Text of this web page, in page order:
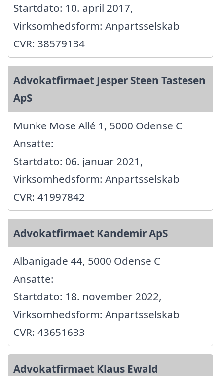
Startdato: 10. april 2017,
Virksomhedsform: Anpartsselskab
CVR: 38579134
Advokatfirmaet Jesper Steen Tastesen
ApS
Munke Mose Allé 1, 5000 Odense C
Ansatte:
Startdato: 06. januar 2021,
Virksomhedsform: Anpartsselskab
CVR: 41997842
Advokatfirmaet Kandemir ApS
Albanigade 44, 5000 Odense C
Ansatte:
Startdato: 18. november 2022,
Virksomhedsform: Anpartsselskab
CVR: 43651633
Advokatfirmaet Klaus Ewald